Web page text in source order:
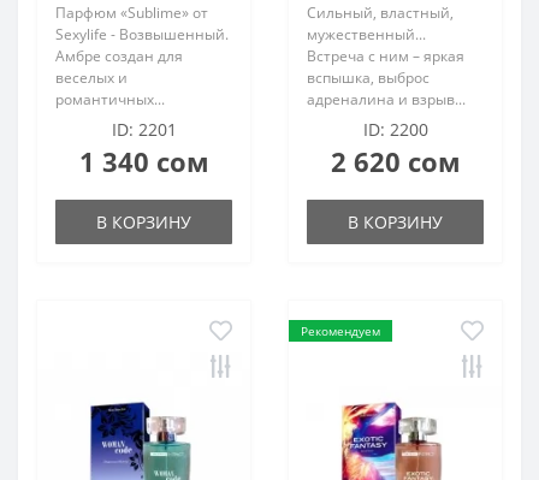
Парфюм «Sublime» от
Sexylife - Возвышенный.
Амбре создан для
веселых и
романтичных...
ID: 2201
1 340 сом
В КОРЗИНУ
Сильный, властный,
мужественный...
Встреча с ним – яркая
вспышка, выброс
адреналина и взрыв...
ID: 2200
2 620 сом
В КОРЗИНУ
Рекомендуем